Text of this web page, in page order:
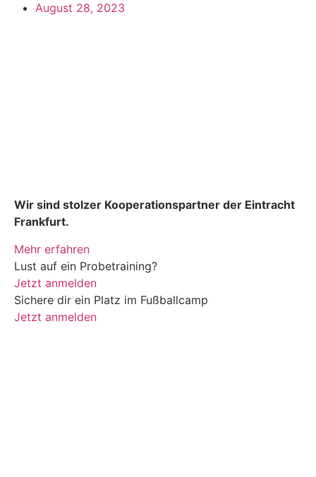
August 28, 2023
Wir sind stolzer Kooperationspartner der Eintracht
Frankfurt.
Mehr erfahren
Lust auf ein Probetraining?
Jetzt anmelden
Sichere dir ein Platz im Fußballcamp
Jetzt anmelden